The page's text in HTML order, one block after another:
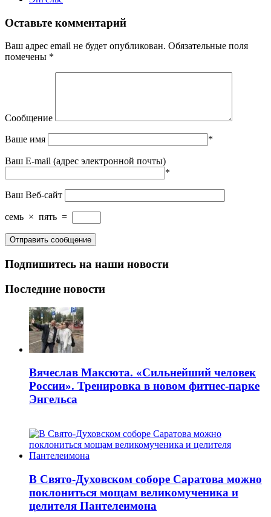
Оставьте комментарий
Ваш адрес email не будет опубликован. Обязательные поля
помечены *
Сообщение
Ваше имя *
Ваш E-mail (адрес электронной почты)
*
Ваш Веб-сайт
семь × пять =
Подпишитесь на наши новости
Последние новости
Вячеслав Максюта. «Сильнейший человек
России». Тренировка в новом фитнес-парке
Энгельса
В Свято-Духовском соборе Саратова можно
поклониться мощам великомученика и
целителя Пантелеимона